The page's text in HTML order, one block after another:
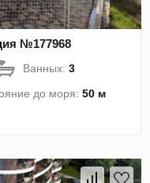
№177968
Ванных:3
до моря:50 м